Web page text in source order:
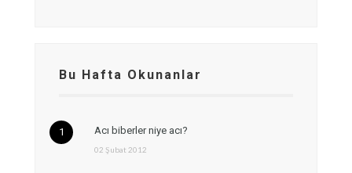
Bu Hafta Okunanlar
Acı biberler niye acı?
02 Şubat 2012